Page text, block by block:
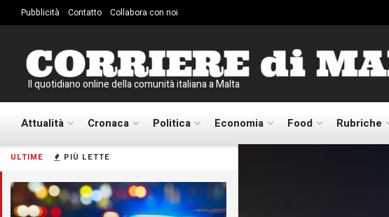
ULTIME PIÙ LETTE
Pubblicità Contatto Collabora con noi
Il quotidiano online della comunità italiana a Malta
Attualità Cronaca Politica Economia Food Rubriche